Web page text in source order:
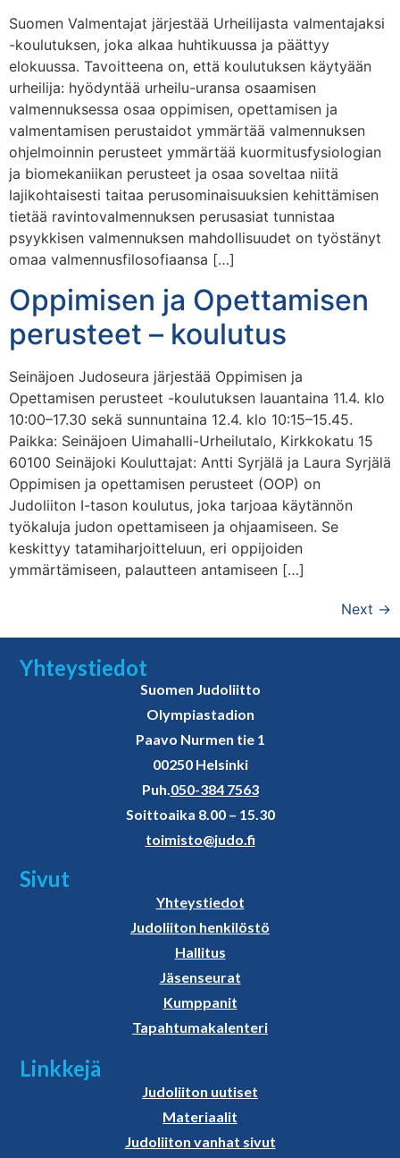
Suomen Valmentajat järjestää Urheilijasta valmentajaksi
-koulutuksen, joka alkaa huhtikuussa ja päättyy
elokuussa. Tavoitteena on, että koulutuksen käytyään
urheilija: hyödyntää urheilu-uransa osaamisen
valmennuksessa osaa oppimisen, opettamisen ja
valmentamisen perustaidot ymmärtää valmennuksen
ohjelmoinnin perusteet ymmärtää kuormitusfysiologian
ja biomekaniikan perusteet ja osaa soveltaa niitä
lajikohtaisesti taitaa perusominaisuuksien kehittämisen
tietää ravintovalmennuksen perusasiat tunnistaa
psyykkisen valmennuksen mahdollisuudet on työstänyt
omaa valmennusfilosofiaansa […]
Oppimisen ja Opettamisen
perusteet – koulutus
Seinäjoen Judoseura järjestää Oppimisen ja
Opettamisen perusteet -koulutuksen lauantaina 11.4. klo
10:00–17.30 sekä sunnuntaina 12.4. klo 10:15–15.45.
Paikka: Seinäjoen Uimahalli-Urheilutalo, Kirkkokatu 15
60100 Seinäjoki Kouluttajat: Antti Syrjälä ja Laura Syrjälä
Oppimisen ja opettamisen perusteet (OOP) on
Judoliiton I-tason koulutus, joka tarjoaa käytännön
työkaluja judon opettamiseen ja ohjaamiseen. Se
keskittyy tatamiharjoitteluun, eri oppijoiden
ymmärtämiseen, palautteen antamiseen […]
Next →
Yhteystiedot
Suomen Judoliitto
Olympiastadion
Paavo Nurmen tie 1
00250 Helsinki
Puh. 050-384 7563
Soittoaika 8.00 – 15.30
toimisto@judo.fi
Sivut
Yhteystiedot
Judoliiton henkilöstö
Hallitus
Jäsenseurat
Kumppanit
Tapahtumakalenteri
Linkkejä
Judoliiton uutiset
Materiaalit
Judoliiton vanhat sivut